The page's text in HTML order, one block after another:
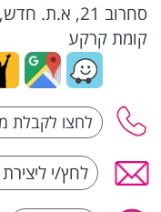
סחרוב 21, א.ת. חדש, ראשון לציון
קומת קרקע
לחץ/י